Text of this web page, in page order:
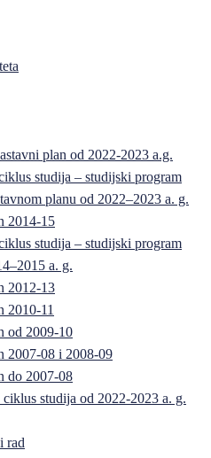
plan od 2022-2023 a.g.
studija – studijski program
planu od 2022–2023 a. g.
2014-15
studija – studijski program
a. g.
2012-13
2010-11
od 2009-10
2007-08 i 2008-09
do 2007-08
studija od 2022-2023 a. g.
rad